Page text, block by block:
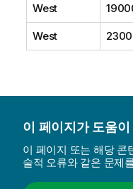
West
West
이 페이지가 도움
이 페이지 또는 해당 콘
술적 오류와 같은 문제